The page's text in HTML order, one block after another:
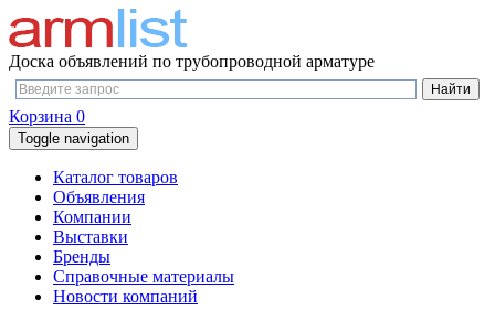
Доска объявлений по трубопроводной арматуре
Корзина 0
Toggle navigation
Каталог товаров
Объявления
Компании
Выставки
Бренды
Справочные материалы
Новости компаний